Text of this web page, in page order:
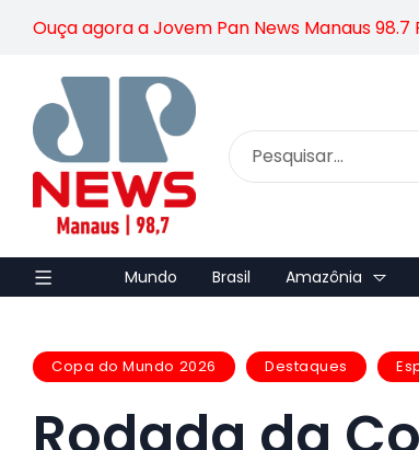
Ouça agora a Jovem Pan News Manaus 98.7
Mundo Brasil Amazônia
Copa do Mundo 2026 Destaques